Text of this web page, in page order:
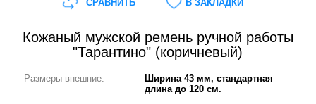
Кожаный мужской ремень ручной работы
"Тарантино" (коричневый)
Размеры внешние:
Ширина 43 мм, стандартная
длина до 120 см.
СРАВНИТЬ В ЗАКЛАДКИ